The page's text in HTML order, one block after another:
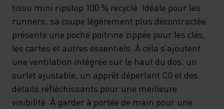
tissu mini ripstop 100 % recyclé. Idéale pour les
runners, sa coupe légèrement plus décontractée
présente une poche poitrine zippée pour les clés,
les cartes et autres essentiels. À cela s’ajoutent
une ventilation intégrée sur le haut du dos, un
ourlet ajustable, un apprêt déperlant C0 et des
détails réfléchissants pour une meilleure
visibilité. À garder à portée de main pour une